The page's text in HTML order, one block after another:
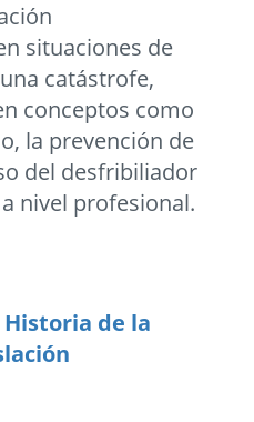
situaciones de
catástrofe,
conceptos como
la prevención de
del desfribiliador
nivel profesional.
de la